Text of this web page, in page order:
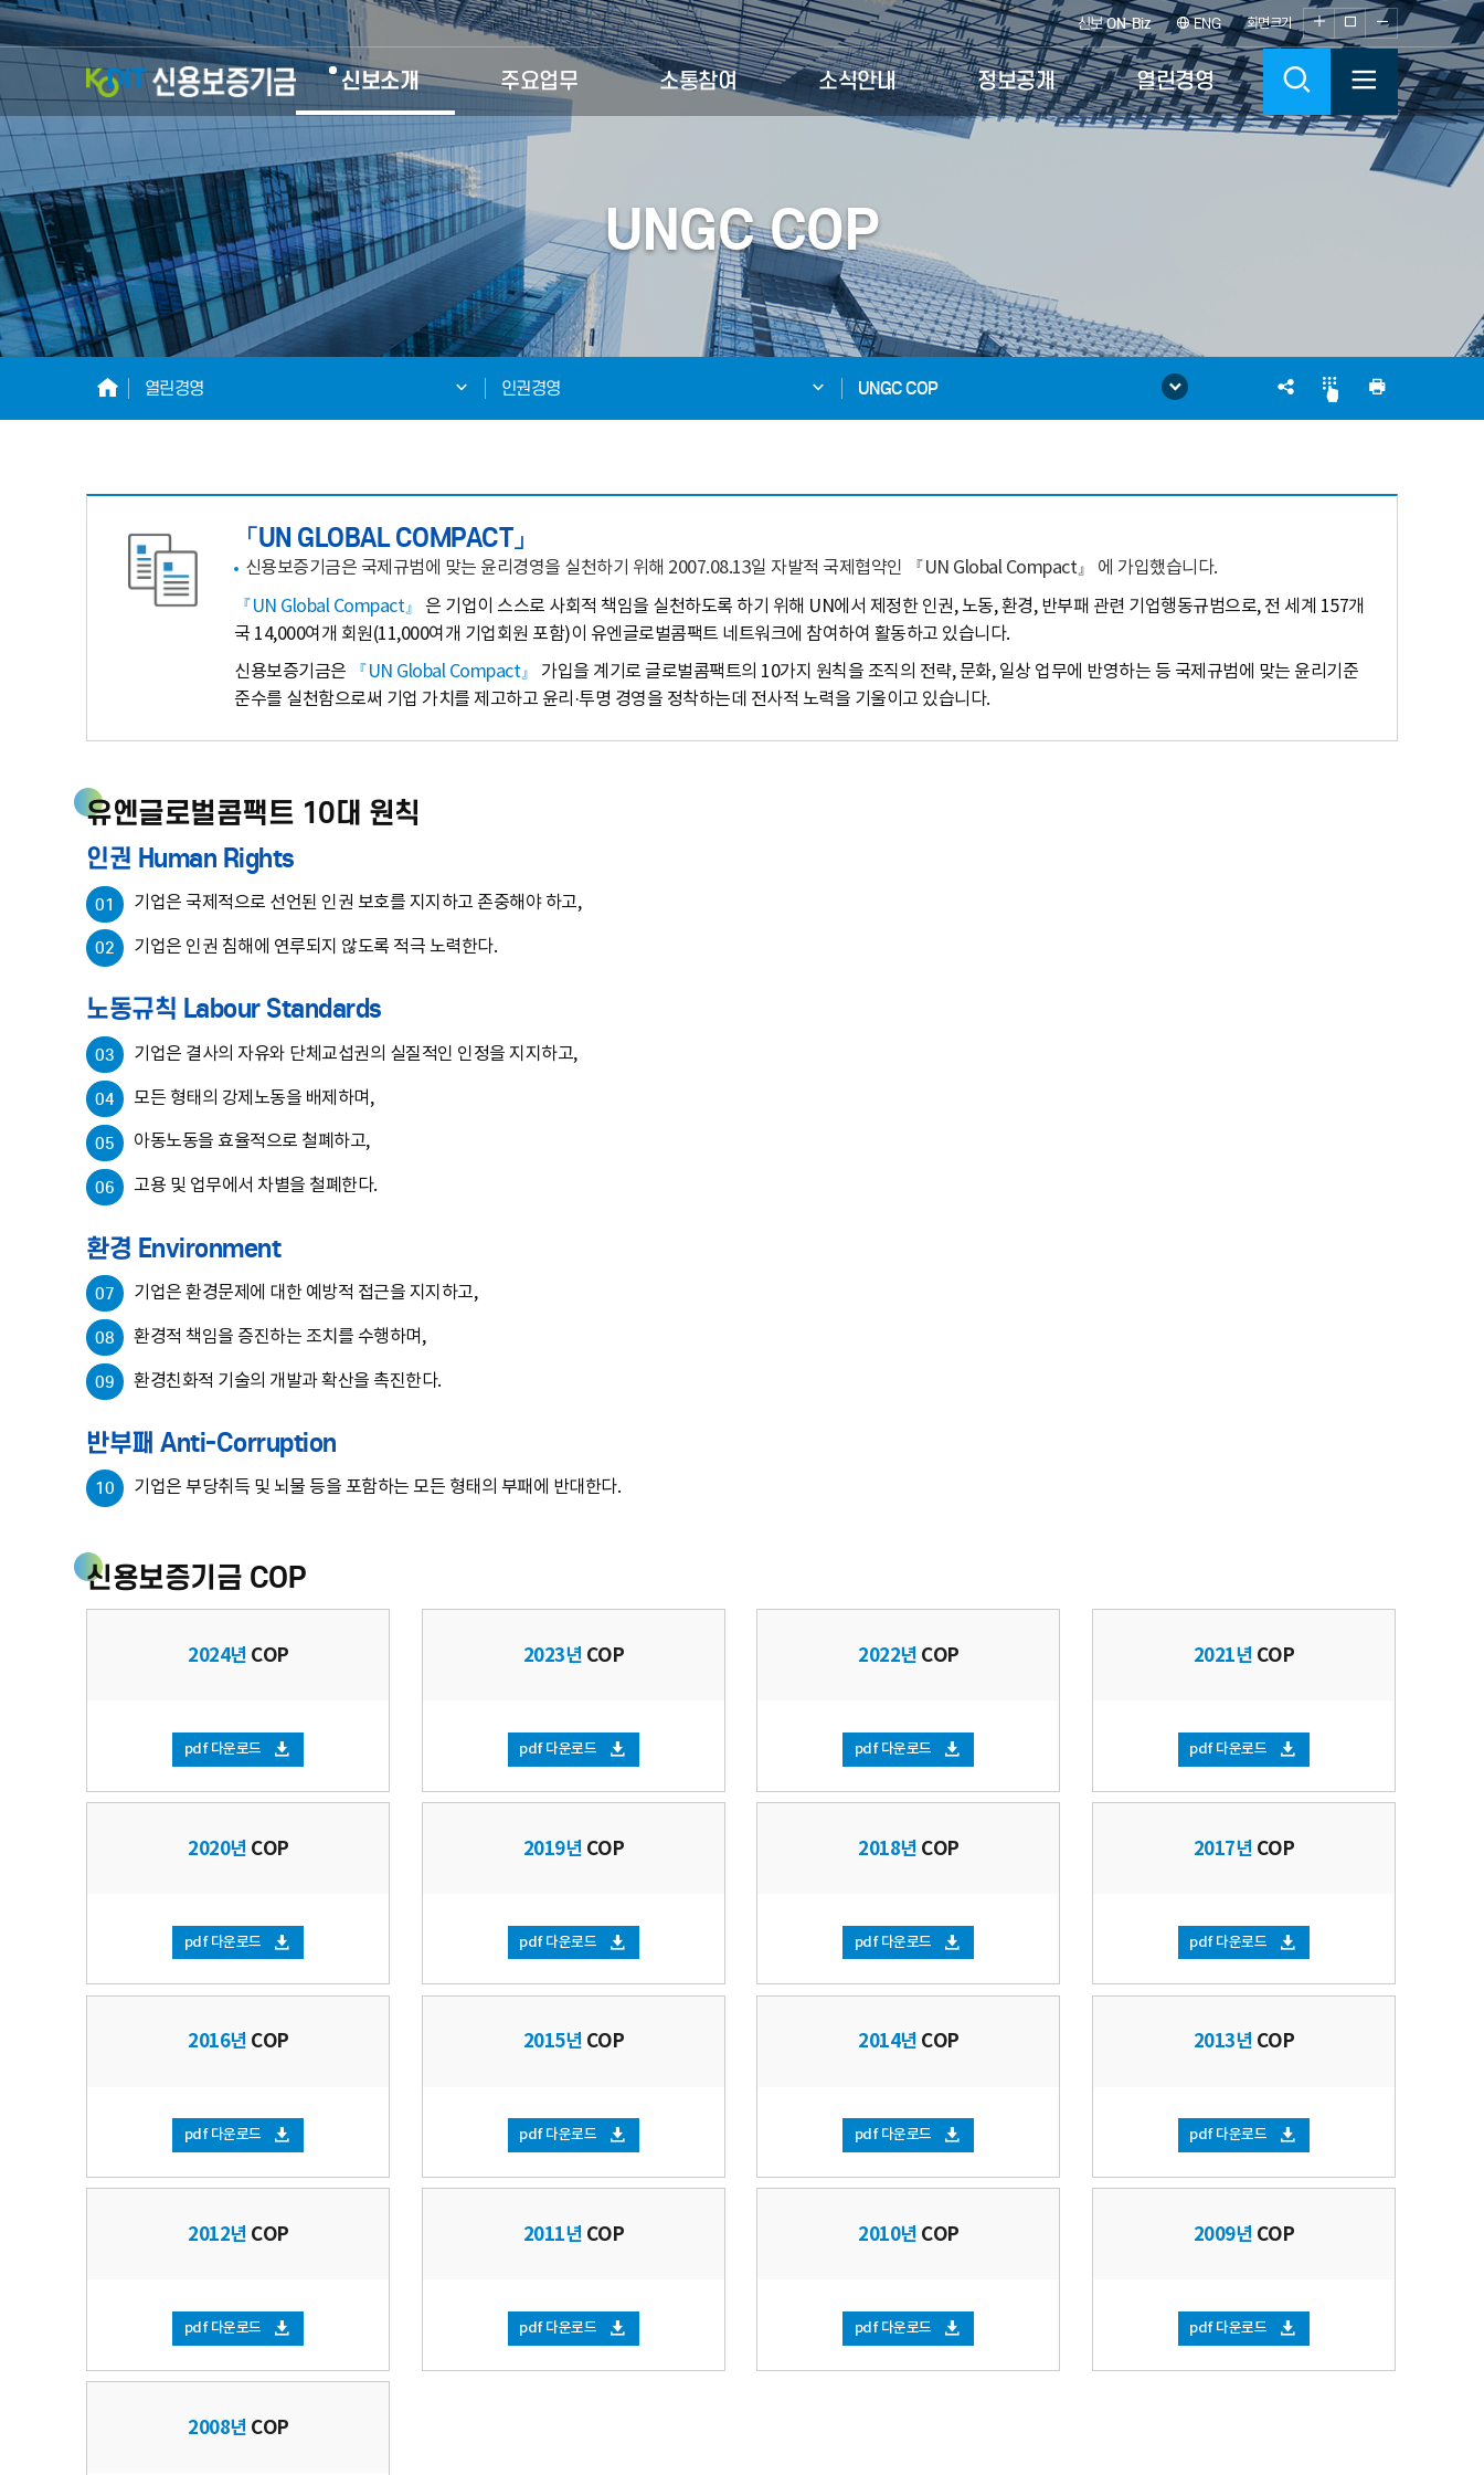
신보ON-Biz ENG 화면크기
화
면
확
화
면
크
100%
화
면
기
축
소
KODIT
신
용
보
증
기
금
CREDIT
GUARANTEE
신보소개 주요업무 소통참여 소식안내 정보공개 열린경영
색
전
체
기
UNGC COP
HOME
열린경영 인권경영 UNGC COP
SNS
인
「UN GLOBAL COMPACT」
신용보증기금은 국제규범에 맞는 윤리경영을 실천하기 위해 2007.08.13일 자발적 국제협약인 『UN Global Compact』 에 가입했습니다.
『UN Global Compact』
은 기업이 스스로 사회적 책임을 실천하도록 하기 위해 UN에서 제정한 인권, 노동, 환경, 반부패 관련 기업행동규범으로, 전 세계 157개
국 14,000여개 회원(11,000여개 기업회원 포함)이 유엔글로벌콤팩트 네트워크에 참여하여 활동하고 있습니다.
신용보증기금은
『UN Global Compact』
가입을 계기로 글로벌콤팩트의 10가지 원칙을 조직의 전략, 문화, 일상 업무에 반영하는 등 국제규범에 맞는 윤리기준
준수를 실천함으로써 기업 가치를 제고하고 윤리·투명 경영을 정착하는데 전사적 노력을 기울이고 있습니다.
유엔글로벌콤팩트 10대 원칙
인권 Human Rights
01 기업은 국제적으로 선언된 인권 보호를 지지하고 존중해야 하고,
02 기업은 인권 침해에 연루되지 않도록 적극 노력한다.
노동규칙 Labour Standards
03 기업은 결사의 자유와 단체교섭권의 실질적인 인정을 지지하고,
04 모든 형태의 강제노동을 배제하며,
05 아동노동을 효율적으로 철폐하고,
06 고용 및 업무에서 차별을 철폐한다.
환경 Environment
07 기업은 환경문제에 대한 예방적 접근을 지지하고,
08 환경적 책임을 증진하는 조치를 수행하며,
09 환경친화적 기술의 개발과 확산을 촉진한다.
반부패 Anti-Corruption
10 기업은 부당취득 및 뇌물 등을 포함하는 모든 형태의 부패에 반대한다.
신용보증기금 COP
2024년 COP
pdf 다운로드
2023년 COP
pdf 다운로드
2022년 COP
pdf 다운로드
2021년 COP
pdf 다운로드
2020년 COP
pdf 다운로드
2019년 COP
pdf 다운로드
2018년 COP
pdf 다운로드
2017년 COP
pdf 다운로드
2016년 COP
pdf 다운로드
2015년 COP
pdf 다운로드
2014년 COP
pdf 다운로드
2013년 COP
pdf 다운로드
2012년 COP
pdf 다운로드
2011년 COP
pdf 다운로드
2010년 COP
pdf 다운로드
2009년 COP
pdf 다운로드
2008년 COP